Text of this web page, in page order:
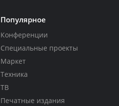
Популярное
Конференции
Специальные проекты
Маркет
Техника
ТВ
Печатные издания